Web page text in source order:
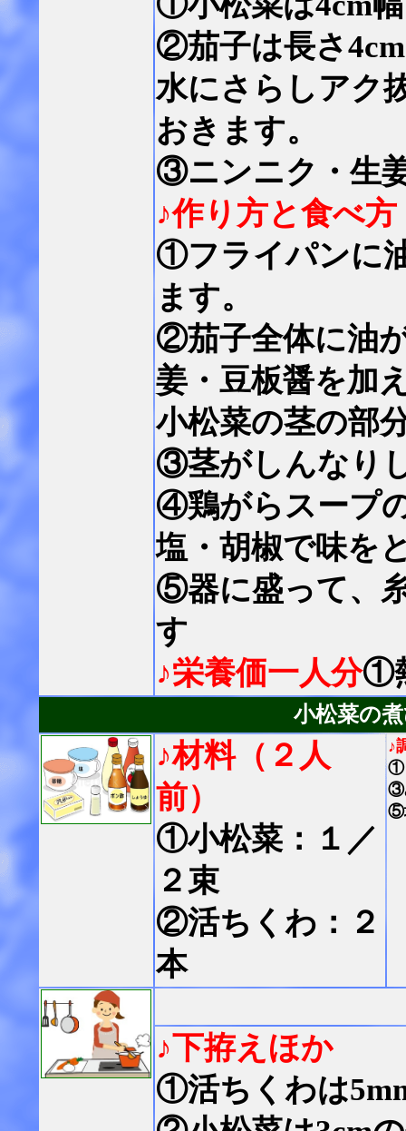
②茄子は長さ
水にさらしアク
おきます。
③ニンニク・生
♪作り方と食べ方
①フライパンに
ます。
②茄子全体に油
姜・豆板醤を加
小松菜の茎の部
③茎がしんなり
④鶏がらスープ
塩・胡椒で味を
⑤器に盛って、
す
♪栄養価一人分①
小松菜の
♪材料（２人
前）
①小松菜：１／
２束
②活ちくわ：２
本
♪
①
③
⑤
♪下拵えほか
①活ちくわは